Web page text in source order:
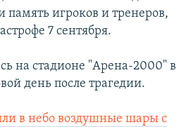
память игроков и тренеров,
7 сентября.
на стадионе "Арена-2000" в
день после трагедии.
в небо воздушные шары с